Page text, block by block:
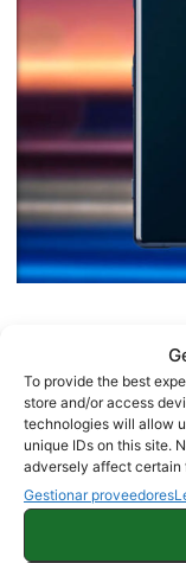
To provide the best
store and/or access
technologies will allow
unique IDs on this site.
adversely affect certain
Gestionar proveedores
Se espera que
Xperia 2 tenga
Esperamos que
terminal, pues
anteriorflagship
parecernos
cuajar en el